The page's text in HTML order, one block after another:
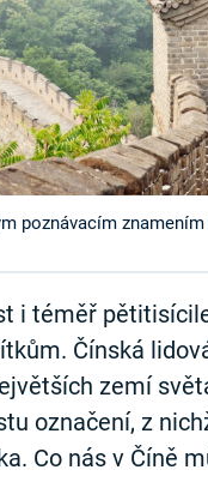
poznávacím znamením
i téměř
Čínská
zemí
označení, z
Co nás v Číně